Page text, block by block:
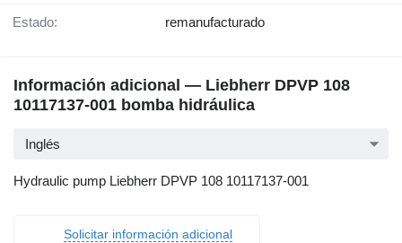
Estado: remanufacturado
Información adicional — Liebherr DPVP 108
10117137-001 bomba hidráulica
Inglés
Hydraulic pump Liebherr DPVP 108 10117137-001
Solicitar información adicional